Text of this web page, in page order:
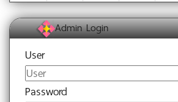
Admin Login
User
Password